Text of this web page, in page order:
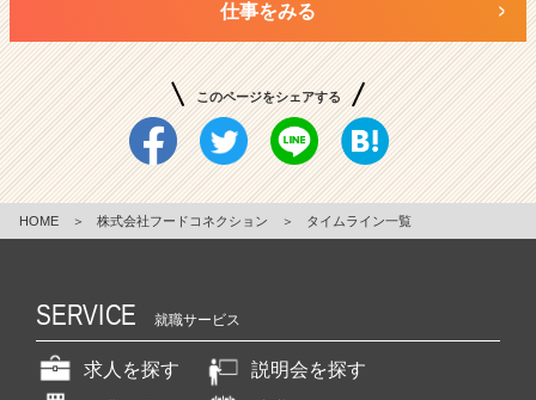
が
く
活
サ
ト
チ
ャ
リ
ア
（C
仕事をみる
このページをシェアする
HOME ＞ 株式会社フードコネクション ＞ タイムライン一覧
SERVICE 就職サービス
求人を探す
説明会を探す